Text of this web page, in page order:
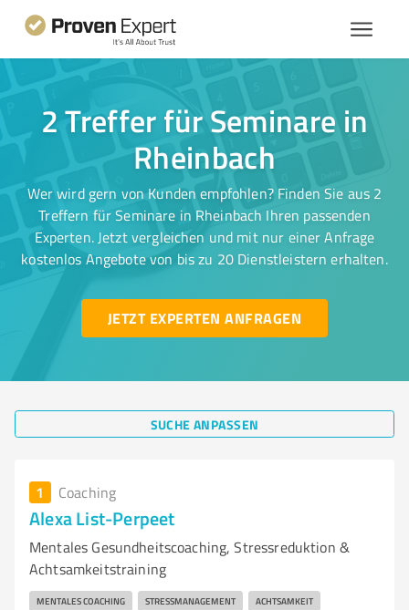
2 Treffer für Seminare in
Rheinbach
Wer wird gern von Kunden empfohlen? Finden Sie aus 2
Treffern für Seminare in Rheinbach Ihren passenden
Experten. Jetzt vergleichen und mit nur einer Anfrage
kostenlos Angebote von bis zu 20 Dienstleistern erhalten.
JETZT EXPERTEN ANFRAGEN
SUCHE ANPASSEN
1 Coaching
Alexa List-Perpeet
Mentales Gesundheitscoaching, Stressreduktion &
Achtsamkeitstraining
MENTALES COACHING STRESSMANAGEMENT ACHTSAMKEIT